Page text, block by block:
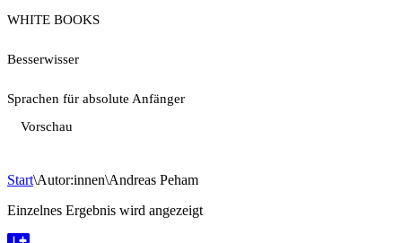
WHITE BOOKS
Besserwisser
Sprachen für absolute Anfänger
Vorschau
Start\Autor:innen\Andreas Peham
Einzelnes Ergebnis wird angezeigt